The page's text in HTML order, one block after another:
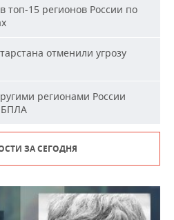
топ-15 регионов России по
отменили угрозу
регионами России
БПЛА
ЗА СЕГОДНЯ